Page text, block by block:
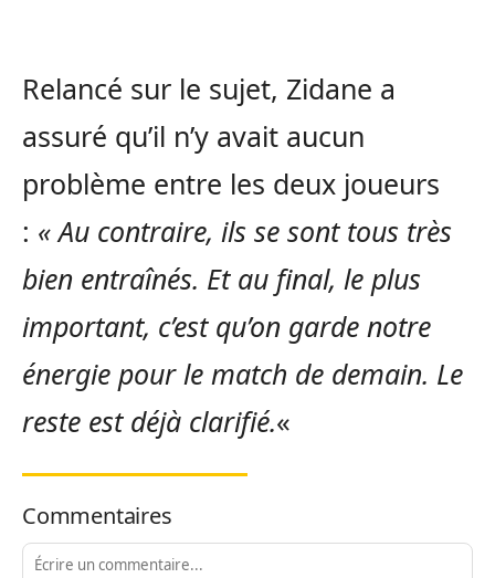
Relancé sur le sujet, Zidane a
assuré qu’il n’y avait aucun
problème entre les deux joueurs
: « Au contraire, ils se sont tous très
bien entraînés. Et au final, le plus
important, c’est qu’on garde notre
énergie pour le match de demain. Le
reste est déjà clarifié.«
Commentaires